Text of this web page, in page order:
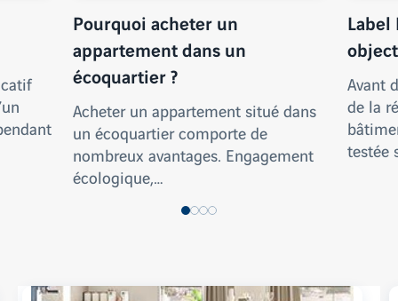
Pourquoi acheter un
appartement dans un
écoquartier ?
Acheter un appartement situé dans
un écoquartier comporte de
nombreux avantages. Engagement
écologique,…
Label
Avant
de la
testée